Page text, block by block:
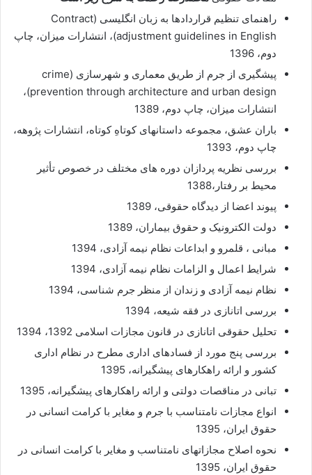
راهنمای تنظیم قراردادها به زبان انگلیسی (Contract
adjustment guidelines in English)، انتشارات میزان، چاپ
دوم، 1396
پیشگیری از جرم از طریق معماری و شهرسازی (crime
prevention through architecture and urban design)،
انتشارات میزان، چاپ دوم، 1389
باران عشق، مجموعه داستانهای کوتاهِ کوتاه، انتشارات پژوهه،
چاپ دوم، 1393
بررسی نظریه پردازان دوره های مختلف در خصوص تأثیر
محیط بر رفتار،1388
پیوند اعضا از دیدگاه حقوقی، 1389
دولت الکترونیک و حقوق بیماران، 1389
مبانی ، قلمرو و ابداعات نظام نیمه آزادی، 1394
شرایط اعمال و الزامات نظام نیمه آزادی، 1394
نظام نیمه آزادی و زندان از منظر جرم شناسی، 1394
بررسی اتانازی در فقه شیعه، 1394
تحلیل حقوقی اتانازی در قانون مجازات اسلامی 1392، 1394
بررسی پنج مورد از فسادهای اداری مطرح در نظام اداری
کشور و ارائه راهکارهای پیشگیرانه، 1395
تبانی در مناقصات دولتی و ارائه راهکارهای پیشگیرانه، 1395
انواع مجازات نامتناسب با جرم و مغایر با کرامت انسانی در
حقوق ایران، 1395
نحوه اصلاح مجازاتهای نامتناسب و مغایر با کرامت انسانی در
حقوق ایران، 1395